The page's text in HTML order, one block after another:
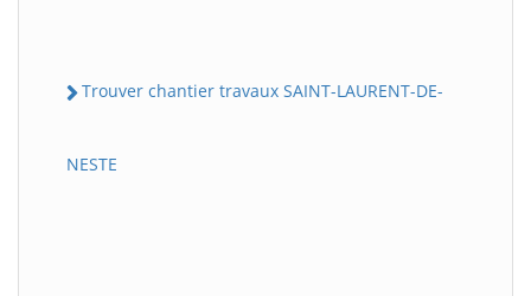
Trouver chantier travaux SAINT-LAURENT-DE-
NESTE